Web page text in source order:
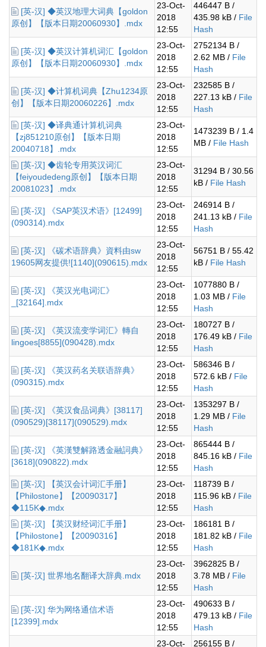
[英-汉] ◆英汉地理大词典【goldon
原创】【版本日期20060930】.mdx
23-Oct-
2018
12:55
446447 B /
435.98 kB / File
Hash
[英-汉] ◆英汉计算机词汇【goldon
原创】【版本日期20060930】.mdx
23-Oct-
2018
12:55
2752134 B /
2.62 MB / File
Hash
[英-汉] ◆计算机词典【Zhu1234原
创】【版本日期20060226】.mdx
23-Oct-
2018
12:55
232585 B /
227.13 kB / File
Hash
[英-汉] ◆译典通计算机词典
【zj851210原创】【版本日期
20040718】.mdx
23-Oct-
2018
12:55
1473239 B / 1.4
MB / File Hash
[英-汉] ◆齿轮专用英汉词汇
【feiyoudedeng原创】【版本日期
20081023】.mdx
23-Oct-
2018
12:55
31294 B / 30.56
kB / File Hash
[英-汉] 《SAP英汉术语》[12499]
(090314).mdx
23-Oct-
2018
12:55
246914 B /
241.13 kB / File
Hash
[英-汉] 《碳术语辞典》資料由sw
19605网友提供![1140](090615).mdx
23-Oct-
2018
12:55
56751 B / 55.42
kB / File Hash
[英-汉] 《英汉光电词汇》
_[32164].mdx
23-Oct-
2018
12:55
1077880 B /
1.03 MB / File
Hash
[英-汉] 《英汉流变学词汇》轉自
lingoes[8855](090428).mdx
23-Oct-
2018
12:55
180727 B /
176.49 kB / File
Hash
[英-汉] 《英汉药名关联语辞典》
(090315).mdx
23-Oct-
2018
12:55
586346 B /
572.6 kB / File
Hash
[英-汉] 《英汉食品词典》[38117]
(090529)[38117](090529).mdx
23-Oct-
2018
12:55
1353297 B /
1.29 MB / File
Hash
[英-汉] 《英漢雙解路透金融詞典》
[3618](090822).mdx
23-Oct-
2018
12:55
865444 B /
845.16 kB / File
Hash
[英-汉] 【英汉会计词汇手册】
【Philostone】【20090317】
◆115K◆.mdx
23-Oct-
2018
12:55
118739 B /
115.96 kB / File
Hash
[英-汉] 【英汉财经词汇手册】
【Philostone】【20090316】
◆181K◆.mdx
23-Oct-
2018
12:55
186181 B /
181.82 kB / File
Hash
[英-汉] 世界地名翻译大辞典.mdx
23-Oct-
2018
12:55
3962825 B /
3.78 MB / File
Hash
[英-汉] 华为网络通信术语
[12399].mdx
23-Oct-
2018
12:55
490633 B /
479.13 kB / File
Hash
23-Oct-
256155 B /